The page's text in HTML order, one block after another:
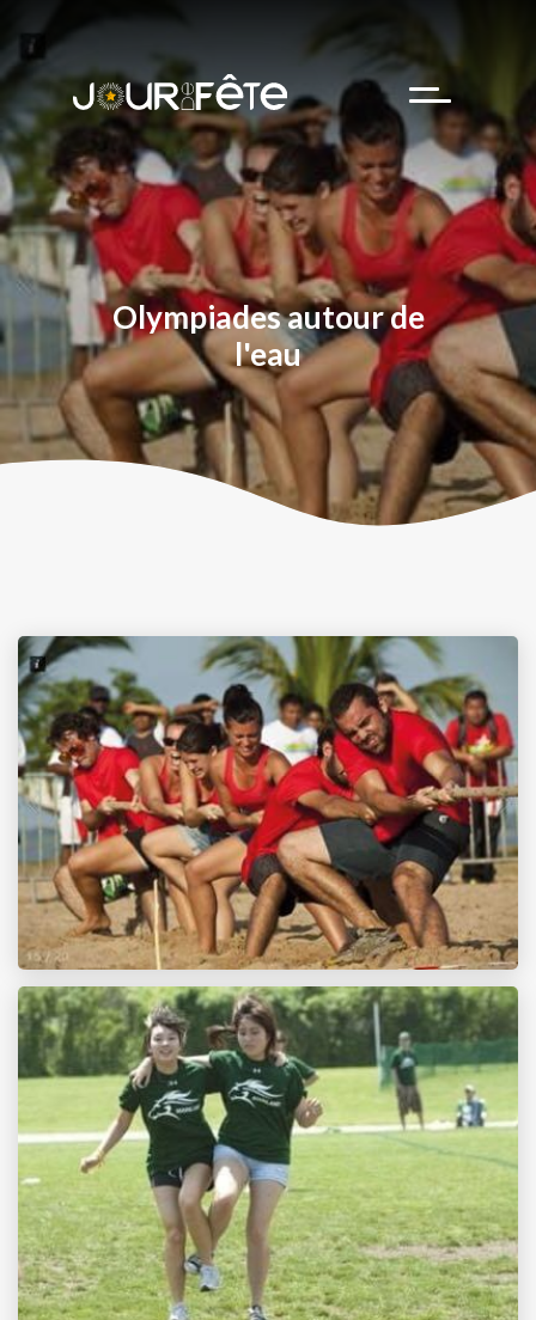
Hôtesse d’accueil
Business cases
Nos partenaires
Olympiades autour de
l'eau